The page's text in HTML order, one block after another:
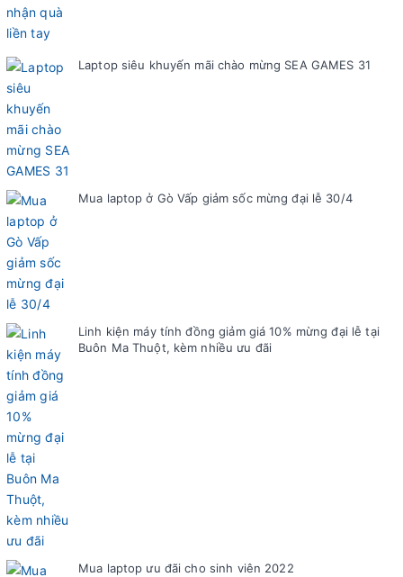
Laptop siêu khuyến mãi chào mừng SEA GAMES 31
Mua laptop ở Gò Vấp giảm sốc mừng đại lễ 30/4
Linh kiện máy tính đồng giảm giá 10% mừng đại lễ tại
Buôn Ma Thuột, kèm nhiều ưu đãi
Mua laptop ưu đãi cho sinh viên 2022